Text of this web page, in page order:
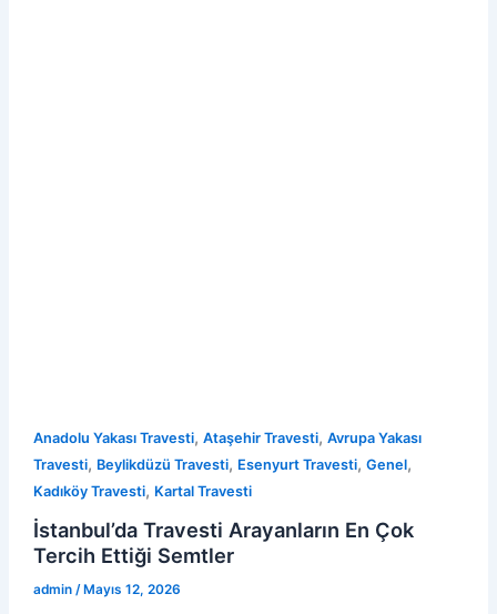
Anadolu Yakası Travesti, Ataşehir Travesti, Avrupa Yakası
Travesti, Beylikdüzü Travesti, Esenyurt Travesti, Genel,
Kadıköy Travesti, Kartal Travesti
İstanbul’da Travesti Arayanların En Çok
Tercih Ettiği Semtler
admin /Mayıs 12, 2026